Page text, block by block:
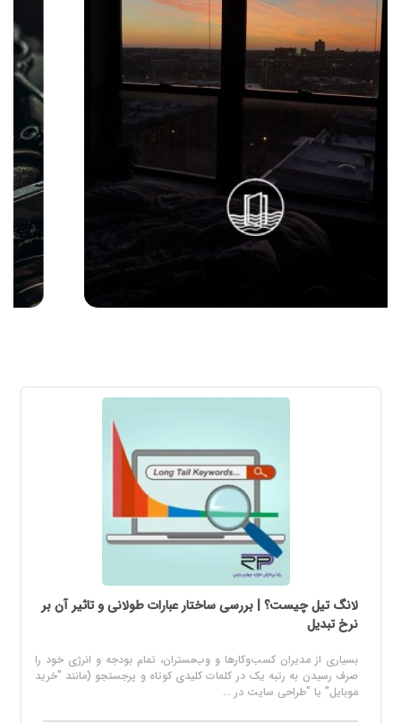
لانگ تیل چیست؟ | بررسی ساختار عبارات طولانی و تاثیر آن بر
نرخ تبدیل
بسیاری از مدیران کسب‌وکارها و وب‌مستران، تمام بودجه و انرژی خود را
صرف رسیدن به رتبه یک در کلمات کلیدی کوتاه و پرجستجو (مانند "خرید
موبایل" یا "طراحی سایت در ...